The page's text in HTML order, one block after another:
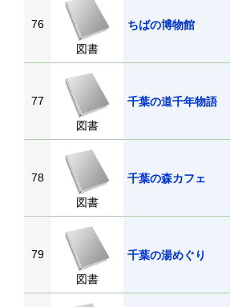
76
図書
ちばの博物館
77
図書
千葉の道千年物語
78
図書
千葉の森カフェ
79
図書
千葉の湯めぐり